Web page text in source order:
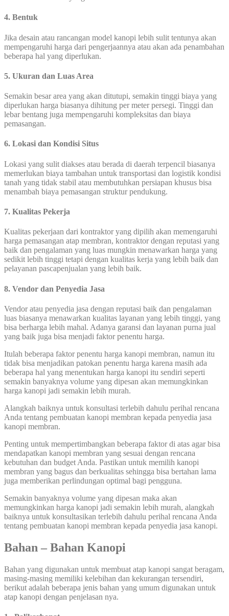
4. Bentuk
Jika desain atau rancangan model kanopi lebih sulit tentunya akan
mempengaruhi harga dari pengerjaannya atau akan ada penambahan
beberapa hal yang diperlukan.
5. Ukuran dan Luas Area
Semakin besar area yang akan ditutupi, semakin tinggi biaya yang
diperlukan harga biasanya dihitung per meter persegi. Tinggi dan
lebar bentang juga mempengaruhi kompleksitas dan biaya
pemasangan.
6. Lokasi dan Kondisi Situs
Lokasi yang sulit diakses atau berada di daerah terpencil biasanya
memerlukan biaya tambahan untuk transportasi dan logistik kondisi
tanah yang tidak stabil atau membutuhkan persiapan khusus bisa
menambah biaya pemasangan struktur pendukung.
7. Kualitas Pekerja
Kualitas pekerjaan dari kontraktor yang dipilih akan memengaruhi
harga pemasangan atap membran, kontraktor dengan reputasi yang
baik dan pengalaman yang luas mungkin menawarkan harga yang
sedikit lebih tinggi tetapi dengan kualitas kerja yang lebih baik dan
pelayanan pascapenjualan yang lebih baik.
8. Vendor dan Penyedia Jasa
Vendor atau penyedia jasa dengan reputasi baik dan pengalaman
luas biasanya menawarkan kualitas layanan yang lebih tinggi, yang
bisa berharga lebih mahal. Adanya garansi dan layanan purna jual
yang baik juga bisa menjadi faktor penentu harga.
Itulah beberapa faktor penentu harga kanopi membran, namun itu
tidak bisa menjadikan patokan penentu harga karena masih ada
beberapa hal yang menentukan harga kanopi itu sendiri seperti
semakin banyaknya volume yang dipesan akan memungkinkan
harga kanopi jadi semakin lebih murah.
Alangkah baiknya untuk konsultasi terlebih dahulu perihal rencana
Anda tentang pembuatan kanopi membran kepada penyedia jasa
kanopi membran.
Penting untuk mempertimbangkan beberapa faktor di atas agar bisa
mendapatkan kanopi membran yang sesuai dengan rencana
kebutuhan dan budget Anda. Pastikan untuk memilih kanopi
membran yang bagus dan berkualitas sehingga bisa bertahan lama
juga memberikan perlindungan optimal bagi pengguna.
Semakin banyaknya volume yang dipesan maka akan
memungkinkan harga kanopi jadi semakin lebih murah, alangkah
baiknya untuk konsultasikan terlebih dahulu perihal rencana Anda
tentang pembuatan kanopi membran kepada penyedia jasa kanopi.
Bahan –Bahan Kanopi
Bahan yang digunakan untuk membuat atap kanopi sangat beragam,
masing-masing memiliki kelebihan dan kekurangan tersendiri,
berikut adalah beberapa jenis bahan yang umum digunakan untuk
atap kanopi dengan penjelasan nya.